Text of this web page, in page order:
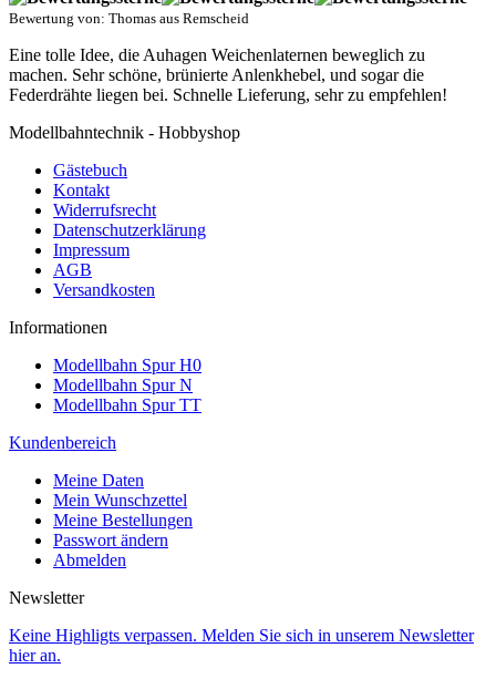
Bewertung von: Thomas aus Remscheid
Eine tolle Idee, die Auhagen Weichenlaternen beweglich zu
machen. Sehr schöne, brünierte Anlenkhebel, und sogar die
Federdrähte liegen bei. Schnelle Lieferung, sehr zu empfehlen!
Modellbahntechnik - Hobbyshop
Gästebuch
Kontakt
Widerrufsrecht
Datenschutzerklärung
Impressum
AGB
Versandkosten
Informationen
Modellbahn Spur H0
Modellbahn Spur N
Modellbahn Spur TT
Kundenbereich
Meine Daten
Mein Wunschzettel
Meine Bestellungen
Passwort ändern
Abmelden
Newsletter
Keine Highligts verpassen. Melden Sie sich in unserem Newsletter
hier an.